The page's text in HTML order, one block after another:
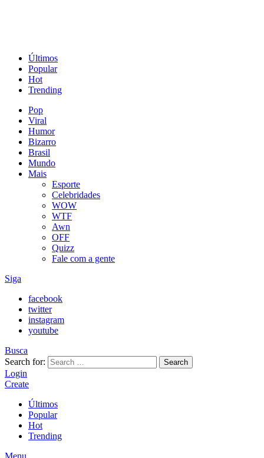
Últimos
Popular
Hot
Trending
Pop
Viral
Humor
Bizarro
Brasil
Mundo
Mais
Esporte
Celebridades
WOW
WTF
Awn
OFF
Quizz
Fale com a gente
Siga
facebook
twitter
instagram
youtube
Busca
Search for:
Search
Login
Create
Últimos
Popular
Hot
Trending
Menu